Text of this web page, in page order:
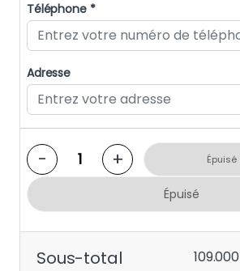
Téléphone *
Adresse
- + Épuisé
Épuisé
Sous-total 109.000